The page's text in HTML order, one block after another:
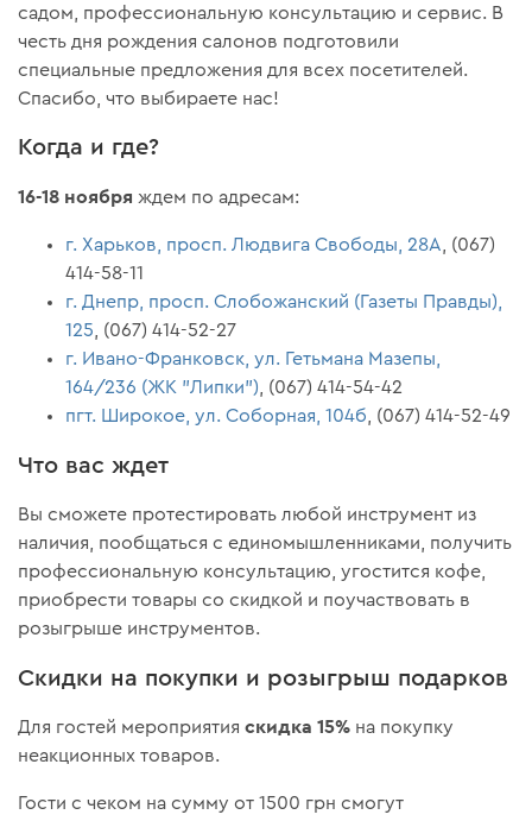
садом, профессиональную консультацию и сервис. В
честь дня рождения салонов подготовили
специальные предложения для всех посетителей.
Спасибо, что выбираете нас!
Когда и где?
16-18 ноября ждем по адресам:
г. Харьков, просп. Людвига Свободы, 28А , (067)
414-58-11
г. Днепр, просп. Слобожанский (Газеты Правды),
125 , (067) 414-52-27
г. Ивано-Франковск, ул. Гетьмана Мазепы,
164/236 (ЖК "Липки") , (067) 414-54-42
пгт. Широкое, ул. Соборная, 104б , (067) 414-52-49
Что вас ждет
Вы сможете протестировать любой инструмент из
наличия, пообщаться с единомышленниками, получить
профессиональную консультацию, угостится кофе,
приобрести товары со скидкой и поучаствовать в
розыгрыше инструментов‎.
Скидки на покупки и розыгрыш подарков
Для гостей мероприятияскидка 15% на покупку
неакционных товаров.
Гости с чеком на сумму от 1500 грн смогут